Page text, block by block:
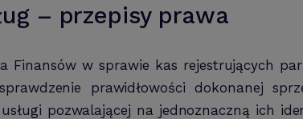
– przepisy prawa
Finansów w sprawie kas rejestrujących
prawidłowości dokonanej
pozwalającej na jednoznaczną ich